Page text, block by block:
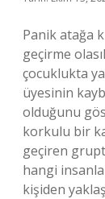
Panik atağa
geçirme
çocuklukta
üyesinin
olduğunu
korkulu bir
geçiren
hangi
kişiden